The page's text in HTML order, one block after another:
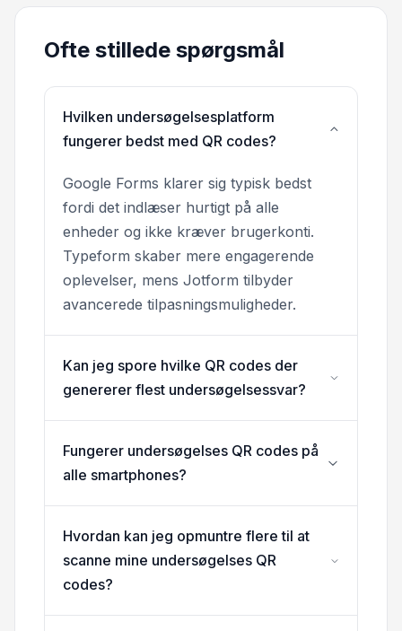
Ofte stillede spørgsmål
Hvilken undersøgelsesplatform
fungerer bedst med QR codes?
Google Forms klarer sig typisk bedst
fordi det indlæser hurtigt på alle
enheder og ikke kræver brugerkonti.
Typeform skaber mere engagerende
oplevelser, mens Jotform tilbyder
avancerede tilpasningsmuligheder.
Kan jeg spore hvilke QR codes der
genererer flest undersøgelsessvar?
Fungerer undersøgelses QR codes på
alle smartphones?
Hvordan kan jeg opmuntre flere til at
scanne mine undersøgelses QR
codes?